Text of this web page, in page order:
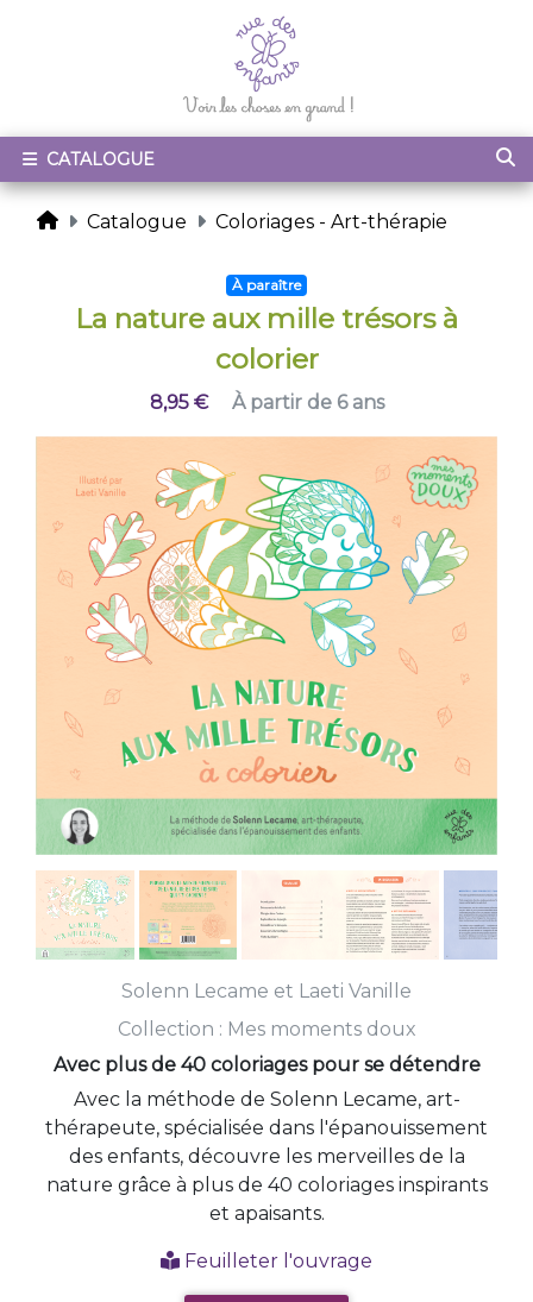
CATALOGUE
Catalogue Coloriages - Art-thérapie
À paraître
La nature aux mille trésors à
colorier
8,95 € À partir de 6 ans
Solenn Lecame et Laeti Vanille
Collection : Mes moments doux
Avec plus de 40 coloriages pour se détendre
Avec la méthode de Solenn Lecame, art-
thérapeute, spécialisée dans l'épanouissement
des enfants, découvre les merveilles de la
nature grâce à plus de 40 coloriages inspirants
et apaisants.
Feuilleter l'ouvrage